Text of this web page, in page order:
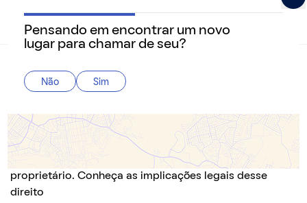
QuintoAndar Guias - Inspiração e tudo o que você
Usufruto de imóvel: o que é, quais são os tipos
e como declarar
O usufruto de imóvel permite a uma pessoa utilizar e
tirar proveito de um bem, mesmo sem ser o
proprietário. Conheça as implicações legais desse
direito
Pensando em encontrar um novo
lugar para chamar de seu?
Não Sim